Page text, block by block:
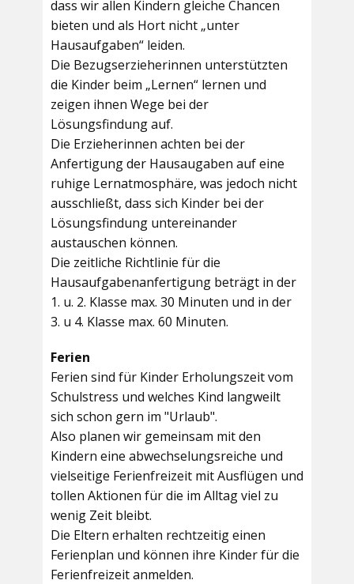
dass wir allen Kindern gleiche Chancen
bieten und als Hort nicht „unter
Hausaufgaben“ leiden.
Die Bezugserzieherinnen unterstützten
die Kinder beim „Lernen“ lernen und
zeigen ihnen Wege bei der
Lösungsfindung auf.
Die Erzieherinnen achten bei der
Anfertigung der Hausaugaben auf eine
ruhige Lernatmosphäre, was jedoch nicht
ausschließt, dass sich Kinder bei der
Lösungsfindung untereinander
austauschen können.
Die zeitliche Richtlinie für die
Hausaufgabenanfertigung beträgt in der
1. u. 2. Klasse max. 30 Minuten und in der
3. u 4. Klasse max. 60 Minuten.
Ferien
Ferien sind für Kinder Erholungszeit vom
Schulstress und welches Kind langweilt
sich schon gern im "Urlaub".
Also planen wir gemeinsam mit den
Kindern eine abwechselungsreiche und
vielseitige Ferienfreizeit mit Ausflügen und
tollen Aktionen für die im Alltag viel zu
wenig Zeit bleibt.
Die Eltern erhalten rechtzeitig einen
Ferienplan und können ihre Kinder für die
Ferienfreizeit anmelden.